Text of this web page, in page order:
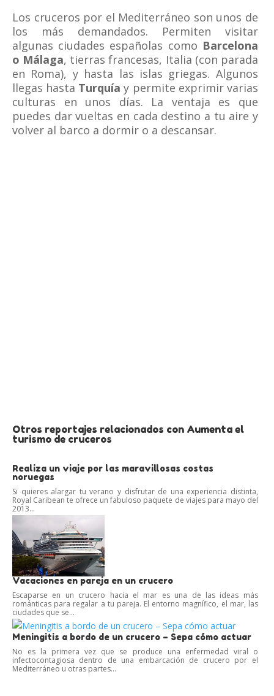
Los cruceros por el Mediterráneo son unos de
los más demandados. Permiten visitar
algunas ciudades españolas como Barcelona
o Málaga, tierras francesas, Italia (con parada
en Roma), y hasta las islas griegas. Algunos
llegas hasta Turquía y permite exprimir varias
culturas en unos días. La ventaja es que
puedes dar vueltas en cada destino a tu aire y
volver al barco a dormir o a descansar.
Otros reportajes relacionados con Aumenta el
turismo de cruceros
Realiza un viaje por las maravillosas costas
noruegas
Si quieres alargar tu verano y disfrutar de una experiencia distinta,
Royal Caribean te ofrece un fabuloso paquete de viajes para mayo del
2013...
Vacaciones en pareja en un crucero
Escaparse en un crucero hacia el mar es una de las ideas más
románticas para regalar a tu pareja. El entorno magnífico, el mar, las
ciudades que se...
Meningitis a bordo de un crucero – Sepa cómo actuar
No es la primera vez que se produce una enfermedad viral o
infectocontagiosa dentro de una embarcación de crucero por el
Mediterráneo u otras partes...